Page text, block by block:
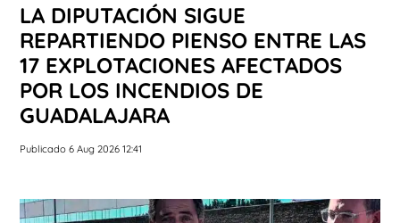
LA DIPUTACIÓN SIGUE
REPARTIENDO PIENSO ENTRE LAS
17 EXPLOTACIONES AFECTADOS
POR LOS INCENDIOS DE
GUADALAJARA
Publicado 6 Aug 2026 12:41